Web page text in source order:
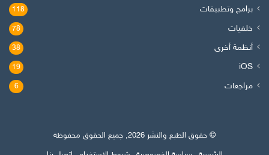
برامج وتطبيقات 118
خلفيات 78
أنظمة أخرى 38
iOS
19
مراجعات 6
© حقوق الطبع والنشر 2026, جميع الحقوق محفوظة